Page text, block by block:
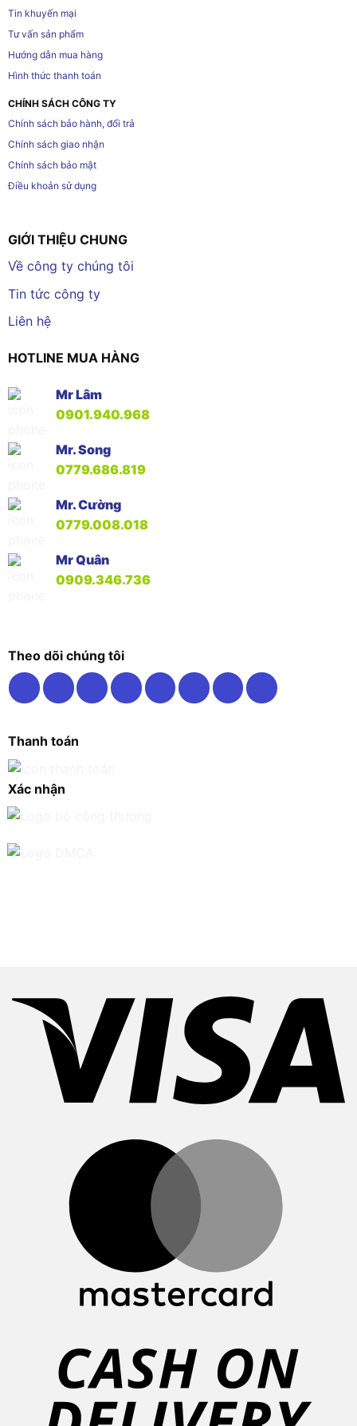
Tin khuyến mại
Tư vấn sản phẩm
Hướng dẫn mua hàng
Hình thức thanh toán
CHÍNH SÁCH CÔNG TY
Chính sách bảo hành, đổi trả
Chính sách giao nhận
Chính sách bảo mật
Điều khoản sử dụng
GIỚI THIỆU CHUNG
Về công ty chúng tôi
Tin tức công ty
Liên hệ
HOTLINE MUA HÀNG
Mr Lâm
0901.940.968
Mr. Song
0779.686.819
Mr. Cường
0779.008.018
Mr Quân
0909.346.736
Theo dõi chúng tôi
Thanh toán
Xác nhận